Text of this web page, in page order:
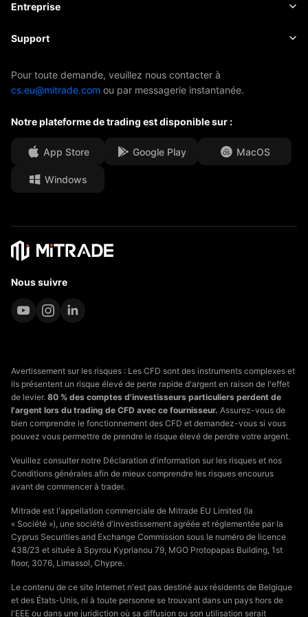
Principes de base
EBook
Entreprise
À propos de Mitrade
Nos distinctions
Centre média
Opportunités de carrière
Documents juridiques
Support
Centre d'aide
FAQ
Pour toute demande, veuillez nous contacter à
cs.eu@mitrade.com ou par messagerie instantanée.
Notre plateforme de trading est disponible sur :
App Store Google Play MacOS
Windows
Nous suivre
Avertissement sur les risques : Les CFD sont des instruments complexes et
ils présentent un risque élevé de perte rapide d'argent en raison de l'effet
de levier. 80 % des comptes d'investisseurs particuliers perdent de
l'argent lors du trading de CFD avec ce fournisseur. Assurez-vous de
bien comprendre le fonctionnement des CFD et demandez-vous si vous
pouvez vous permettre de prendre le risque élevé de perdre votre argent.
Veuillez consulter notre Déclaration d'information sur les risques et nos
Conditions générales afin de mieux comprendre les risques encourus
avant de commencer à trader.
Mitrade est l'appellation commerciale de Mitrade EU Limited (la
« Société »), une société d'investissement agréée et réglementée par la
Cyprus Securities and Exchange Commission sous le numéro de licence
438/23 et située à Spyrou Kyprianou 79, MGO Protopapas Building, 1st
floor, 3076, Limassol, Chypre.
Le contenu de ce site Internet n'est pas destiné aux résidents de Belgique
et des États-Unis, ni à toute personne se trouvant dans un pays hors de
l'EEE ou dans une juridiction où sa diffusion ou son utilisation serait